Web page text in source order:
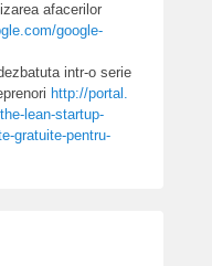
afacerilor
google-
intr-o serie
http://portal.
the-lean-startup-
gratuite-pentru-